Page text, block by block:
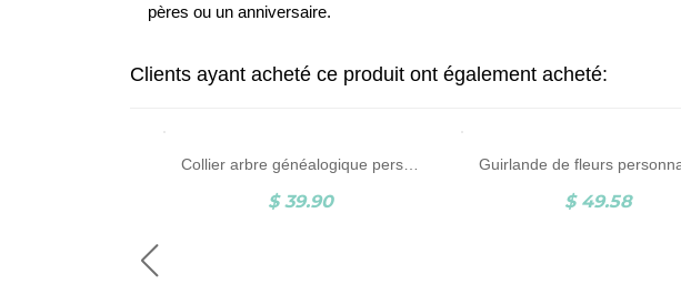
pères ou un anniversaire.
Clients ayant acheté ce produit ont également acheté:
$ 39.90 $ 49.58